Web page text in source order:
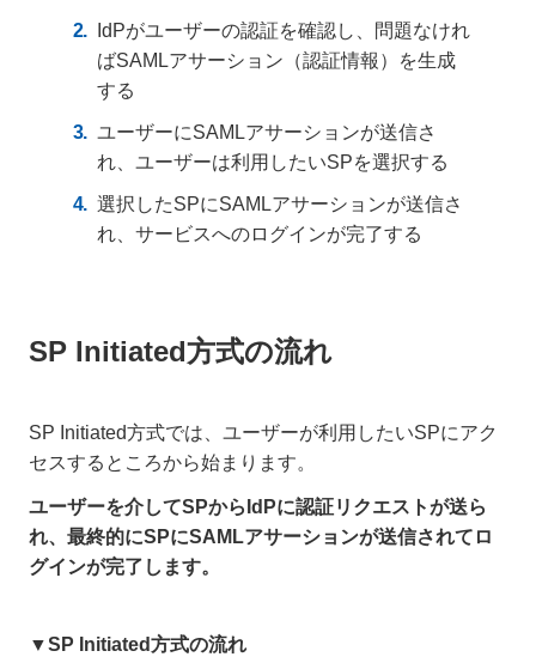
IdPがユーザーの認証を確認し、問題なけれ
ばSAMLアサーション（認証情報）を生成
する
ユーザーにSAMLアサーションが送信さ
れ、ユーザーは利用したいSPを選択する
選択したSPにSAMLアサーションが送信さ
れ、サービスへのログインが完了する
SP Initiated方式の流れ
SP Initiated方式では、ユーザーが利用したいSPにアク
セスするところから始まります。
ユーザーを介してSPからIdPに認証リクエストが送ら
れ、最終的にSPにSAMLアサーションが送信されてロ
グインが完了します。
▼SP Initiated方式の流れ